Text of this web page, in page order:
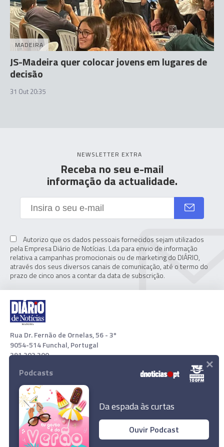
MADEIRA
JS-Madeira quer colocar jovens em lugares de
decisão
31 Out 20:35
NEWSLETTER EXTRA
Receba no seu e-mail
informação da actualidade.
Autorizo que os dados pessoais fornecidos sejam utilizados
pela Empresa Diário de Notícias. Lda para envio de informação
relativa a campanhas promocionais ou de marketing do DIÁRIO,
através dos seus diversos canais de comunicação, até o termo do
prazo de cinco anos a contar da data de subscrição.
Rua Dr. Fernão de Ornelas, 56 - 3º
9054-514 Funchal, Portugal
291 202 300
Download App
© 2021 Empresa Diário de Notícias, Lda. Todos os direitos
Podcasts
Da espada às curtas
Ouvir Podcast
×